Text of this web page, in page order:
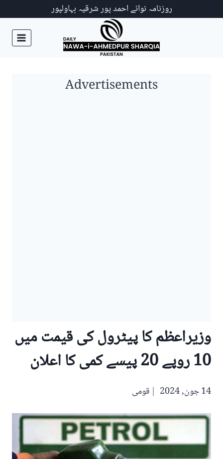
روزنامہ نوائے احمد پور شرقیہ بہاولپور
Advertisements
وزیراعظم کا پیٹرول کی قیمت میں
10 روپے 20 پیسے کمی کا اعلان
14 جون, 2024 قومی